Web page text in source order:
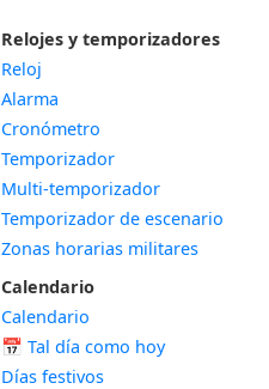
Relojes y temporizadores
Reloj
Alarma
Cronómetro
Temporizador
Multi-temporizador
Temporizador de escenario
Zonas horarias militares
Calendario
Calendario
📅 Tal día como hoy
Días festivos